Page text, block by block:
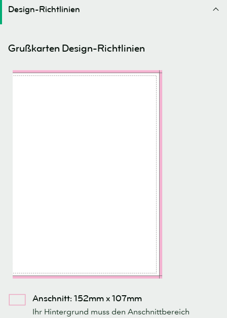
Design-Richtlinien
Grußkarten Design-Richtlinien
Anschnitt: 152mm x 107mm
Ihr Hintergrund muss den Anschnittbereich